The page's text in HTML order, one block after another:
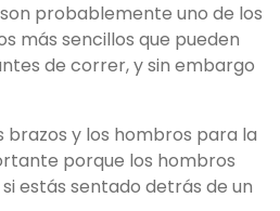
probablemente uno de los
más sencillos que pueden
de correr, y sin embargo
brazos y los hombros para la
porque los hombros
estás sentado detrás de un